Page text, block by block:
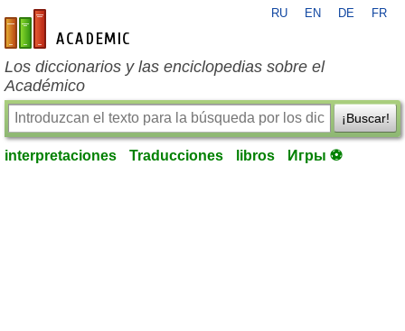
es-academic.com
RU EN DE FR
Los diccionarios y las enciclopedias sobre el
Académico
¡Buscar!
interpretaciones Traducciones libros Игры ⚽